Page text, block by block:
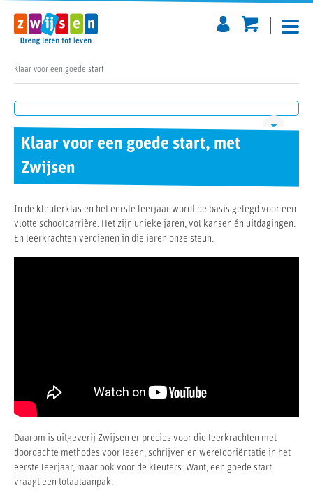
Klaar voor een goede start
Klaar voor een goede start
Minimumdoelen
Catalogus Doorgaande lijn
Geschiedenis Contacteer ons
Klaar voor een goede start, met
Zwijsen
In de kleuterklas en het eerste leerjaar wordt de basis gelegd voor een
vlotte schoolcarrière. Het zijn unieke jaren, vol kansen én uitdagingen.
En leerkrachten verdienen in die jaren onze steun.
Daarom is uitgeverij Zwijsen er precies voor die leerkrachten met
doordachte methodes voor lezen, schrijven en wereldoriëntatie in het
eerste leerjaar, maar ook voor de kleuters. Want, een goede start
vraagt een totaalaanpak.